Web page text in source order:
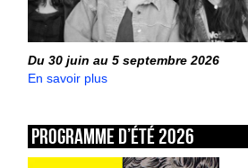
Du 30 juin au 5 septembre 2026
En savoir plus
Programme d’été 2026